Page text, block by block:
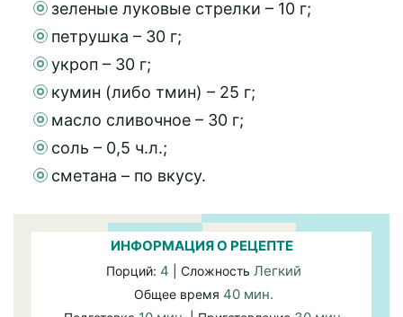
зеленые луковые стрелки – 10 г;
петрушка – 30 г;
укроп – 30 г;
кумин (либо тмин) – 25 г;
масло сливочное – 30 г;
соль – 0,5 ч.л.;
сметана – по вкусу.
ИНФОРМАЦИЯ О РЕЦЕПТЕ
Порций: 4 | Сложность Легкий
Общее время 40 мин.